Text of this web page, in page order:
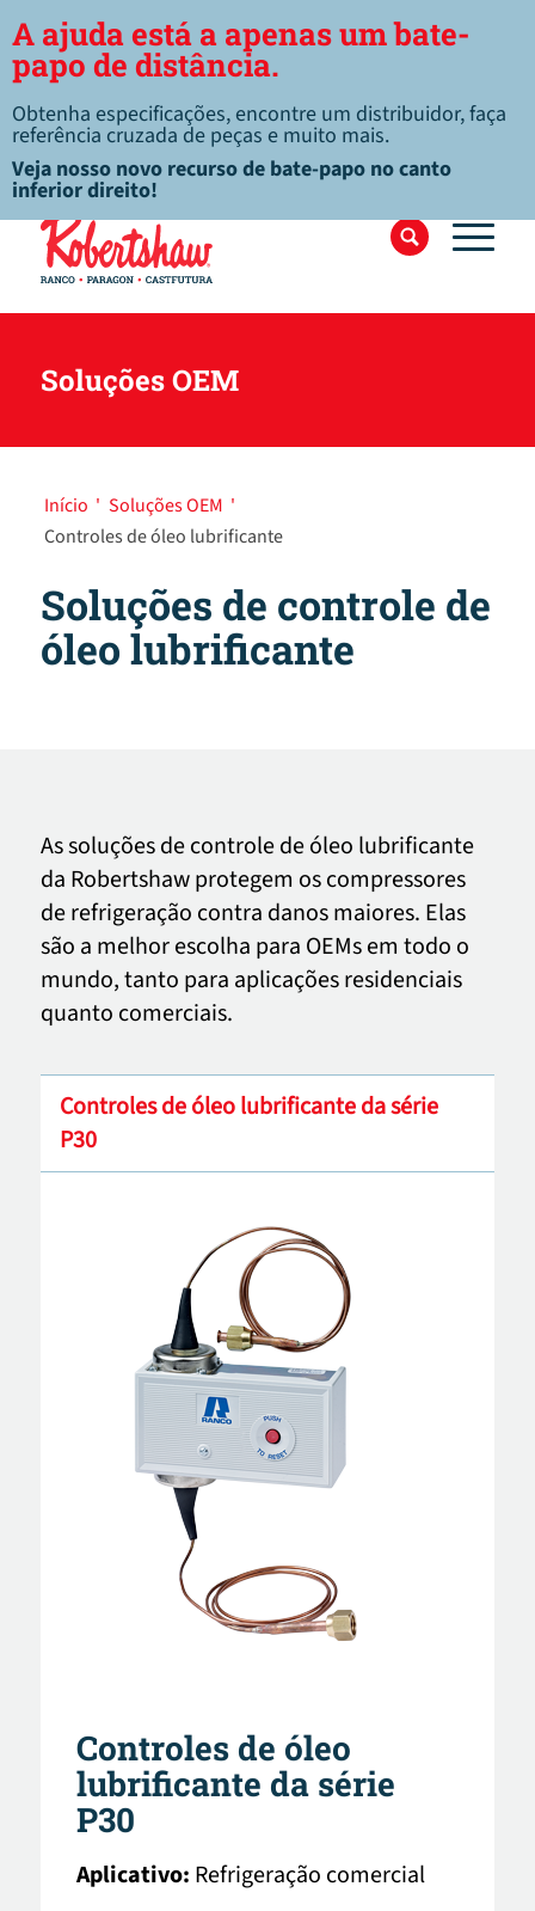
A ajuda está a apenas um bate-
papo de distância.
Obtenha especificações, encontre um distribuidor, faça
referência cruzada de peças e muito mais.
Veja nosso novo recurso de bate-papo no canto
inferior direito!
Soluções OEM
Início ' Soluções OEM '
Controles de óleo lubrificante
Soluções de controle de
óleo lubrificante
As soluções de controle de óleo lubrificante
da Robertshaw protegem os compressores
de refrigeração contra danos maiores. Elas
são a melhor escolha para OEMs em todo o
mundo, tanto para aplicações residenciais
quanto comerciais.
Controles de óleo lubrificante da série
P30
Controles de óleo
lubrificante da série
P30
Aplicativo: Refrigeração comercial